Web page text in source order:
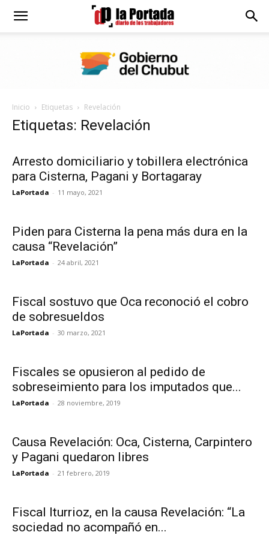
Diario
Portada
Inicio Etiquetas Revelación
Etiquetas: Revelación
Arresto domiciliario y tobillera electrónica
para Cisterna, Pagani y Bortagaray
LaPortada - 11 mayo, 2021
Piden para Cisterna la pena más dura en la
causa “Revelación”
LaPortada - 24 abril, 2021
Fiscal sostuvo que Oca reconoció el cobro
de sobresueldos
LaPortada - 30 marzo, 2021
Fiscales se opusieron al pedido de
sobreseimiento para los imputados que...
LaPortada - 28 noviembre, 2019
Causa Revelación: Oca, Cisterna, Carpintero
y Pagani quedaron libres
LaPortada - 21 febrero, 2019
Fiscal Iturrioz, en la causa Revelación: “La
sociedad no acompañó en...